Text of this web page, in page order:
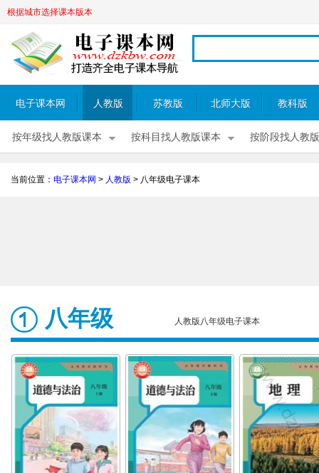
根据城市选择课本版本
电子课本网 人教版 苏教版 北师大版 教科版
按年级找人教版课本 按科目找人教版课本 按阶段找人教
当前位置： 电子课本网 > 人教版 > 八年级电子课本
八年级 人教版八年级电子课本